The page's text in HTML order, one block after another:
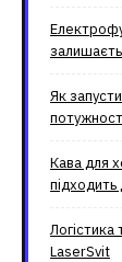
Як
Кава для
Логістика
LaserSvit